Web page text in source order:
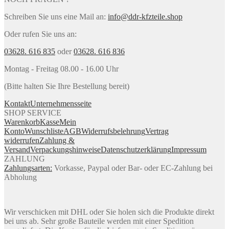
Schreiben Sie uns eine Mail an: info@ddr-kfzteile.shop
Oder rufen Sie uns an:
03628. 616 835 oder03628. 616 836
Montag - Freitag 08.00 - 16.00 Uhr
(Bitte halten Sie Ihre Bestellung bereit)
KontaktUnternehmensseite
SHOP SERVICE
WarenkorbKasseMein
KontoWunschlisteAGBWiderrufsbelehrungVertrag
widerrufenZahlung &
VersandVerpackungshinweiseDatenschutzerklärungImpressum
ZAHLUNG
Zahlungsarten: Vorkasse, Paypal oder Bar- oder EC-Zahlung bei
Abholung
Wir verschicken mit DHL oder Sie holen sich die Produkte direkt
bei uns ab. Sehr große Bauteile werden mit einer Spedition